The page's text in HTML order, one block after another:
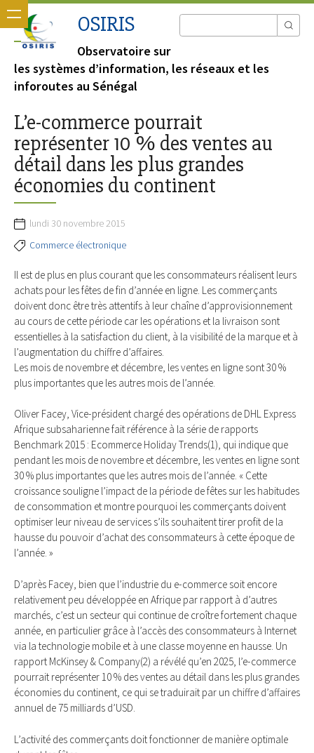
OSIRIS
Observatoire sur
les systèmes d’information, les réseaux et les
inforoutes au Sénégal
L’e-commerce pourrait
représenter 10 % des ventes au
détail dans les plus grandes
économies du continent
lundi 30 novembre 2015
Commerce électronique
Il est de plus en plus courant que les consommateurs réalisent leurs
achats pour les fêtes de fin d’année en ligne. Les commerçants
doivent donc être très attentifs à leur chaîne d’approvisionnement
au cours de cette période car les opérations et la livraison sont
essentielles à la satisfaction du client, à la visibilité de la marque et à
l’augmentation du chiffre d’affaires.
Les mois de novembre et décembre, les ventes en ligne sont 30 %
plus importantes que les autres mois de l’année.
Oliver Facey, Vice-président chargé des opérations de DHL Express
Afrique subsaharienne fait référence à la série de rapports
Benchmark 2015 : Ecommerce Holiday Trends(1), qui indique que
pendant les mois de novembre et décembre, les ventes en ligne sont
30 % plus importantes que les autres mois de l’année. « Cette
croissance souligne l’impact de la période de fêtes sur les habitudes
de consommation et montre pourquoi les commerçants doivent
optimiser leur niveau de services s’ils souhaitent tirer profit de la
hausse du pouvoir d’achat des consommateurs à cette époque de
l’année. »
D’après Facey, bien que l’industrie du e-commerce soit encore
relativement peu développée en Afrique par rapport à d’autres
marchés, c’est un secteur qui continue de croître fortement chaque
année, en particulier grâce à l’accès des consommateurs à Internet
via la technologie mobile et à une classe moyenne en hausse. Un
rapport McKinsey & Company(2) a révélé qu’en 2025, l’e-commerce
pourrait représenter 10 % des ventes au détail dans les plus grandes
économies du continent, ce qui se traduirait par un chiffre d’affaires
annuel de 75 milliards d’USD.
L’activité des commerçants doit fonctionner de manière optimale